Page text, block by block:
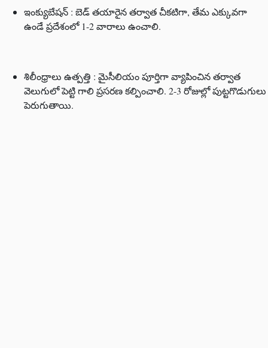
ఇంక్యుబేషన్ : బెడ్ తయారైన తర్వాత చీకటిగా, తేమ ఎక్కువగా
ఉండే ప్రదేశంలో 1-2 వారాలు ఉంచాలి.
శిలీంధ్రాలు ఉత్పత్తి : మైసీలియం పూర్తిగా వ్యాపించిన తర్వాత
వెలుగులో పెట్టి గాలి ప్రసరణ కల్పించాలి. 2-3 రోజుల్లో పుట్టగొడుగులు
పెరుగుతాయి.